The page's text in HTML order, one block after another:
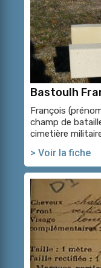
Bastoulh
François
champ de
cimetière
> Voir la fiche